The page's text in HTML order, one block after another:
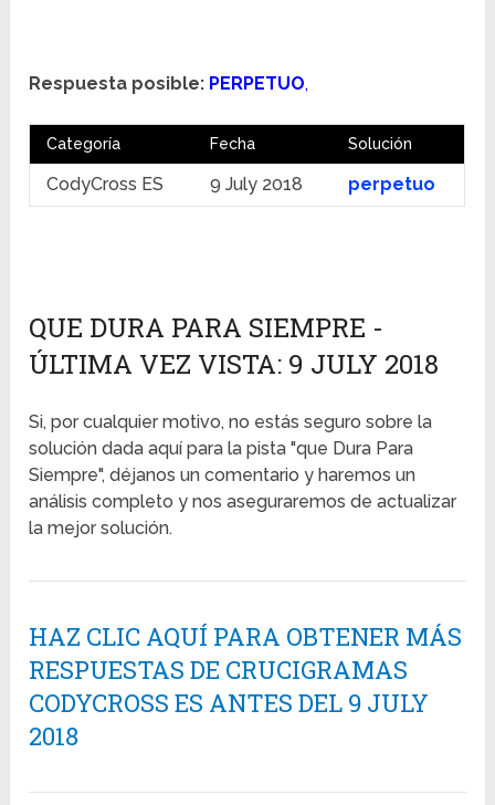
Respuesta posible: PERPETUO,
Categoría Fecha Solución
CodyCross ES 9 July 2018 perpetuo
QUE DURA PARA SIEMPRE -
ÚLTIMA VEZ VISTA: 9 JULY 2018
Si, por cualquier motivo, no estás seguro sobre la
solución dada aquí para la pista "que Dura Para
Siempre", déjanos un comentario y haremos un
análisis completo y nos aseguraremos de actualizar
la mejor solución.
HAZ CLIC AQUÍ PARA OBTENER MÁS
RESPUESTAS DE CRUCIGRAMAS
CODYCROSS ES ANTES DEL 9 JULY
2018